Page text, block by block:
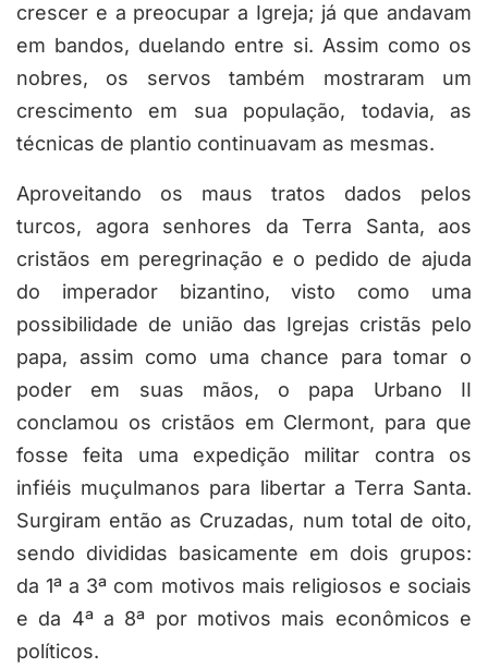
crescer e a preocupar a Igreja; já que andavam
em bandos, duelando entre si. Assim como os
nobres, os servos também mostraram um
crescimento em sua população, todavia, as
técnicas de plantio continuavam as mesmas.
Aproveitando os maus tratos dados pelos
turcos, agora senhores da Terra Santa, aos
cristãos em peregrinação e o pedido de ajuda
do imperador bizantino, visto como uma
possibilidade de união das Igrejas cristãs pelo
papa, assim como uma chance para tomar o
poder em suas mãos, o papa Urbano II
conclamou os cristãos em Clermont, para que
fosse feita uma expedição militar contra os
infiéis muçulmanos para libertar a Terra Santa.
Surgiram então as Cruzadas, num total de oito,
sendo divididas basicamente em dois grupos:
da 1ª a 3ª com motivos mais religiosos e sociais
e da 4ª a 8ª por motivos mais econômicos e
políticos.